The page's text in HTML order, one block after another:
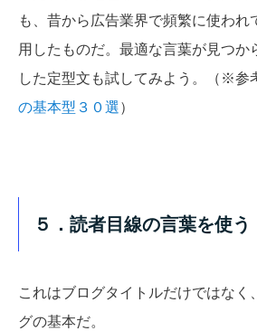
も、昔から広告業界で頻繁に使われ
用したものだ。最適な言葉が見つか
した定型文も試してみよう。（※参
の基本型３０選）
５．読者目線の言葉を使う
これはブログタイトルだけではなく
グの基本だ。